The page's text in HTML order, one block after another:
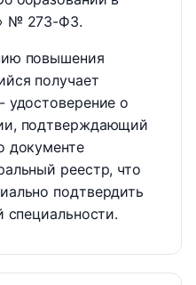
№ 273-ФЗ.
повышения
получает
о
подтверждающий
документе
реестр, что
подтвердить
специальности.